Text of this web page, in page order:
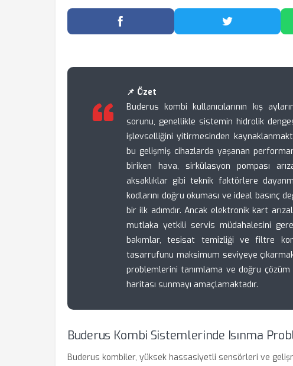
Facebook'ta Paylaş Twitter'da
📌 Özet
Buderus kombi kullanıcılarının kış
sorunu, genellikle sistemin hidrolik
işlevselliğini yitirmesinden
bu gelişmiş cihazlarda yaşanan
biriken hava, sirkülasyon pompası
aksaklıklar gibi teknik faktörlere
kodlarını doğru okuması ve ideal basınç
bir ilk adımdır. Ancak elektronik kart
mutlaka yetkili servis müdahalesini
bakımlar, tesisat temizliği ve filtre
tasarrufunu maksimum seviyeye
problemlerini tanımlama ve doğru
haritası sunmayı amaçlamaktadır.
Buderus Kombi Sistemlerinde Isınma
Buderus kombiler, yüksek hassasiyetli sensörleri ve